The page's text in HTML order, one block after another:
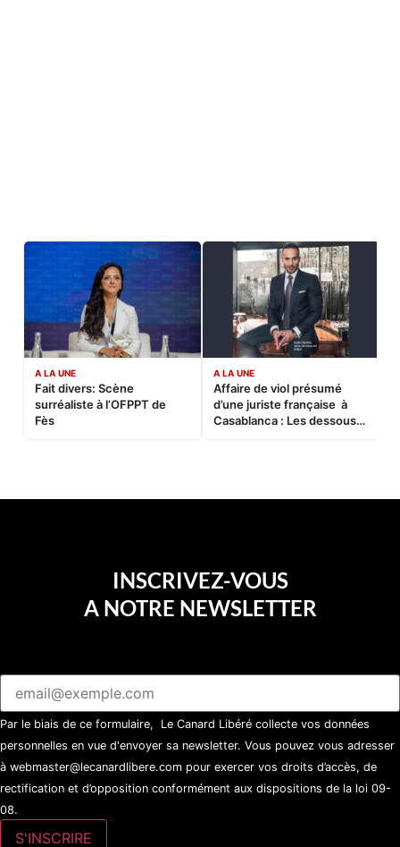
A LA UNE
Fait divers: Scène
surréaliste à l’OFPPT de
Fès
A LA UNE
Affaire de viol présumé
d’une juriste française à
Casablanca : Les dessous
INSCRIVEZ-VOUS
A NOTRE NEWSLETTER
Par le biais de ce formulaire, Le Canard Libéré collecte vos données
personnelles en vue d'envoyer sa newsletter. Vous pouvez vous adresser
à webmaster@lecanardlibere.com pour exercer vos droits d’accès, de
rectification et d’opposition conformément aux dispositions de la loi 09-
08.